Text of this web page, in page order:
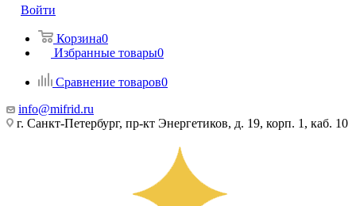
Войти
Корзина0
Избранные товары0
Сравнение товаров0
info@mifrid.ru
г. Санкт-Петербург, пр-кт Энергетиков, д. 19, корп. 1, каб. 10